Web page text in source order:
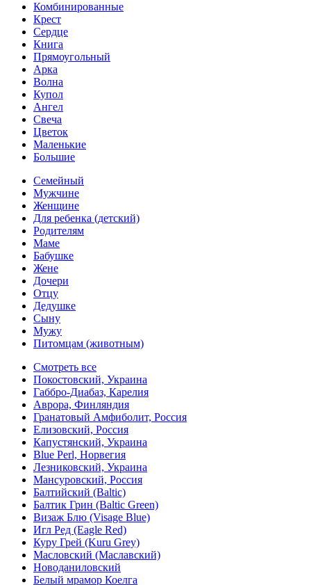
Комбинированные
Крест
Сердце
Книга
Прямоугольный
Арка
Волна
Купол
Ангел
Свеча
Цветок
Маленькие
Большие
Семейный
Мужчине
Женщине
Для ребенка (детский)
Родителям
Маме
Бабушке
Жене
Дочери
Отцу
Дедушке
Сыну
Мужу
Питомцам (животным)
Смотреть все
Покостовский, Украина
Габбро-Диабаз, Карелия
Аврора, Финляндия
Гранатовый Амфиболит, Россия
Елизовский, Россия
Капустянский, Украина
Blue Perl, Норвегия
Лезниковский, Украина
Мансуровский, Россия
Балтийский (Baltic)
Балтик Грин (Baltic Green)
Визаж Блю (Visage Blue)
Игл Ред (Eagle Red)
Куру Грей (Kuru Grey)
Масловский (Маславский)
Новоданиловский
Белый мрамор Коелга